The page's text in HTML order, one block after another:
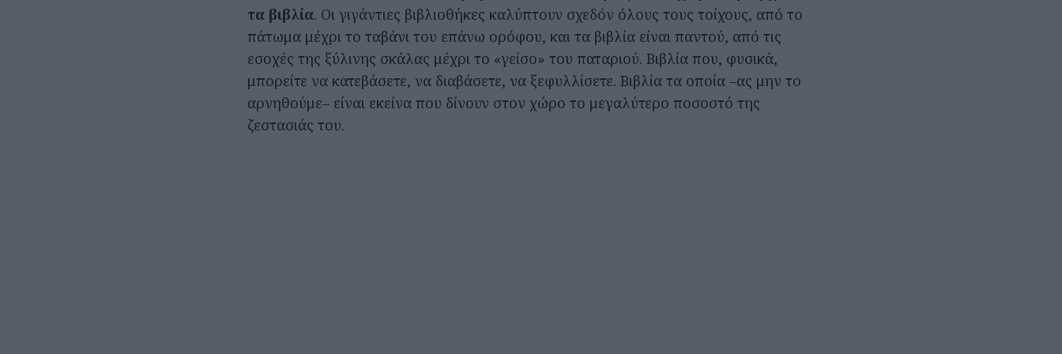
τα βιβλία. Οι γιγάντιες βιβλιοθήκες καλύπτουν σχεδόν όλους τους τοίχους, από το
πάτωμα μέχρι το ταβάνι του επάνω ορόφου, και τα βιβλία είναι παντού, από τις
εσοχές της ξύλινης σκάλας μέχρι το «γείσο» του παταριού. Βιβλία που, φυσικά,
μπορείτε να κατεβάσετε, να διαβάσετε, να ξεφυλλίσετε. Βιβλία τα οποία –ας μην το
αρνηθούμε– είναι εκείνα που δίνουν στον χώρο το μεγαλύτερο ποσοστό της
ζεστασιάς του.